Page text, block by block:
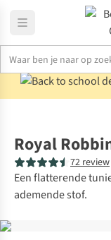
Royal
72 review
Een flatterende
ademende stof.